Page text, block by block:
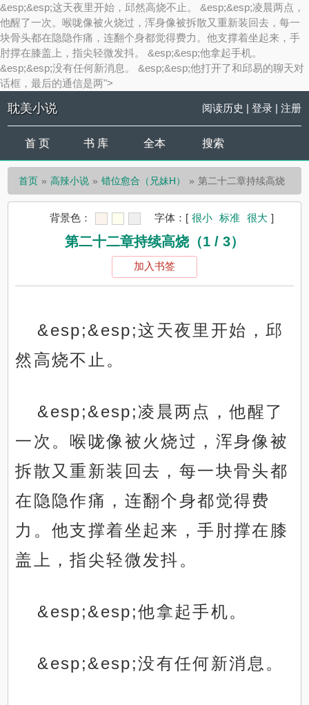
&esp;&esp;这天夜里开始，邱然高烧不止。 &esp;&esp;凌晨两点，
他醒了一次。喉咙像被火烧过，浑身像被拆散又重新装回去，每一
块骨头都在隐隐作痛，连翻个身都觉得费力。他支撑着坐起来，手
肘撑在膝盖上，指尖轻微发抖。 &esp;&esp;他拿起手机。
&esp;&esp;没有任何新消息。 &esp;&esp;他打开了和邱易的聊天对
话框，最后的通信是两">
耽美小说 阅读历史 | 登录| 注册
首 页 书 库 全本 搜索
首页 高辣小说 错位愈合（兄妹H） 第二十二章持续高烧
背景色： 字体： [ 很小 标准 很大 ]
第二十二章持续高烧（1 / 3）
加入书签
&esp;&esp;这天夜里开始，邱
然高烧不止。
&esp;&esp;凌晨两点，他醒了
一次。喉咙像被火烧过，浑身像被
拆散又重新装回去，每一块骨头都
在隐隐作痛，连翻个身都觉得费
力。他支撑着坐起来，手肘撑在膝
盖上，指尖轻微发抖。
&esp;&esp;他拿起手机。
&esp;&esp;没有任何新消息。